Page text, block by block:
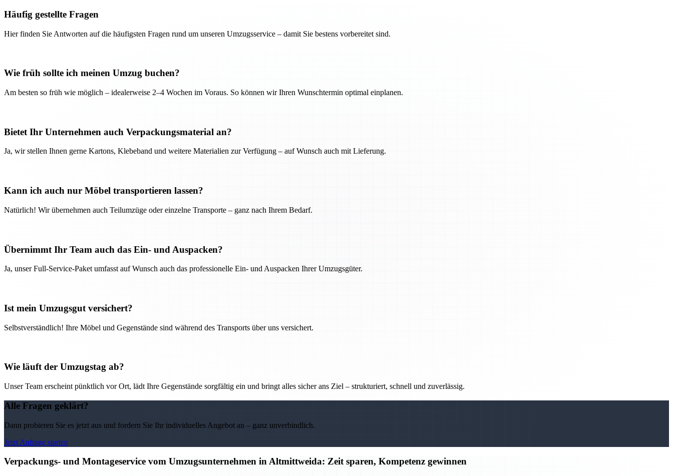
Häufig gestellte Fragen
Hier finden Sie Antworten auf die häufigsten Fragen rund um unseren Umzugsservice – damit Sie bestens vorbereitet sind.
Wie früh sollte ich meinen Umzug buchen?
Am besten so früh wie möglich – idealerweise 2–4 Wochen im Voraus. So können wir Ihren Wunschtermin optimal einplanen.
Bietet Ihr Unternehmen auch Verpackungsmaterial an?
Ja, wir stellen Ihnen gerne Kartons, Klebeband und weitere Materialien zur Verfügung – auf Wunsch auch mit Lieferung.
Kann ich auch nur Möbel transportieren lassen?
Natürlich! Wir übernehmen auch Teilumzüge oder einzelne Transporte – ganz nach Ihrem Bedarf.
Übernimmt Ihr Team auch das Ein- und Auspacken?
Ja, unser Full-Service-Paket umfasst auf Wunsch auch das professionelle Ein- und Auspacken Ihrer Umzugsgüter.
Ist mein Umzugsgut versichert?
Selbstverständlich! Ihre Möbel und Gegenstände sind während des Transports über uns versichert.
Wie läuft der Umzugstag ab?
Unser Team erscheint pünktlich vor Ort, lädt Ihre Gegenstände sorgfältig ein und bringt alles sicher ans Ziel – strukturiert, schnell und zuverlässig.
Alle Fragen geklärt?
Dann probieren Sie es jetzt aus und fordern Sie Ihr individuelles Angebot an – ganz unverbindlich.
Jetzt Anfrage starten
Verpackungs- und Montageservice vom Umzugsunternehmen in Altmittweida: Zeit sparen, Kompetenz gewinnen